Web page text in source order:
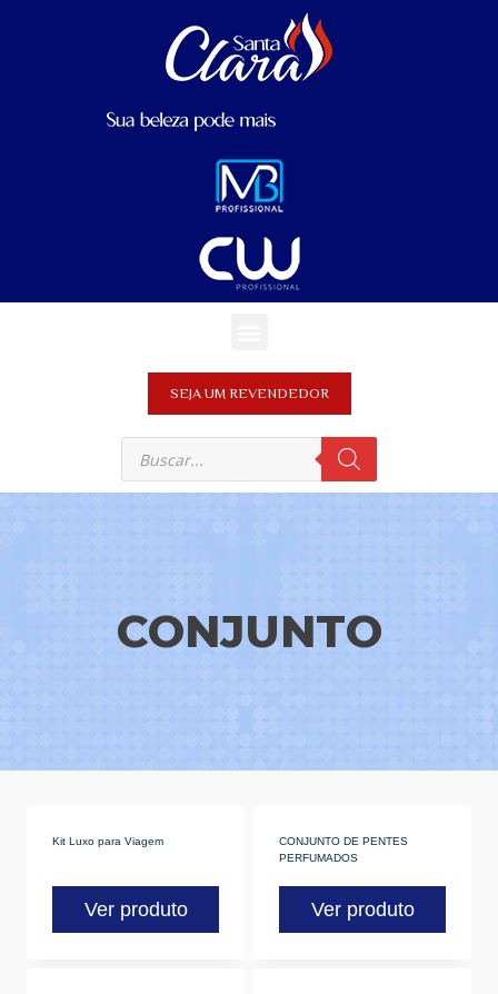
SEJA UM REVENDEDOR
CONJUNTO
Kit Luxo para Viagem
Ver produto
CONJUNTO DE PENTES
PERFUMADOS
Ver produto